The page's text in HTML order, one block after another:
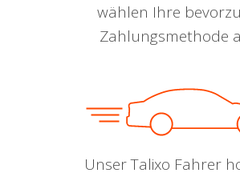
wählen Ihre
Zahlungsmethode
Unser Talixo Fahrer